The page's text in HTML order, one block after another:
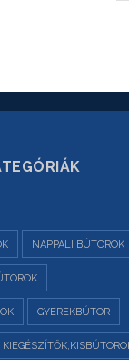
NAPPALI BÚTOROK
GYEREKBÚTOR